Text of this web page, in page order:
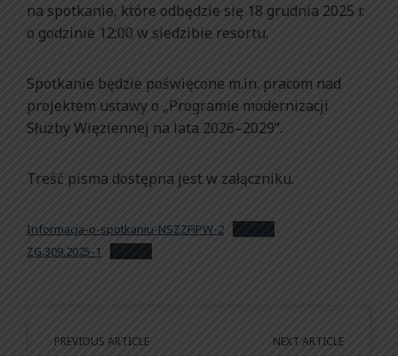
na spotkanie, które odbędzie się 18 grudnia 2025 r.
o godzinie 12:00 w siedzibie resortu.
Spotkanie będzie poświęcone m.in. pracom nad
projektem ustawy o „Programie modernizacji
Służby Więziennej na lata 2026–2029”.
Treść pisma dostępna jest w załączniku.
Informacja-o-spotkaniu-NSZZFiPW-2
ZG.309.2025-1
PREVIOUS ARTICLE NEXT ARTICLE